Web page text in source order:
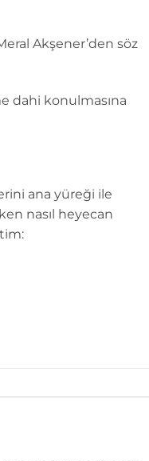
Akşener’den söz
dahi konulmasına
ana yüreği ile
nasıl heyecan